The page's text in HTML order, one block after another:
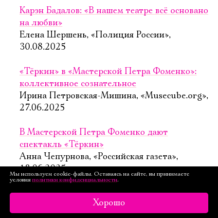
Карэн Бадалов: «В нашем театре всё основано
на любви»
Елена Шершень, «Полиция России»,
30.08.2025
«Тёркин» в «Мастерской Петра Фоменко»:
коллективное сознательное
Ирина Петровская-Мишина, «Musecube.org»,
27.06.2025
В Мастерской Петра Фоменко дают
спектакль «Тёркин»
Анна Чепурнова, «Российская газета»,
18.06.2025
«Пугачёв»
Валерия Сазонова , 16.06.2025
Мы используем cookie-файлы. Оставаясь на сайте, вы принимаете
условия политики конфиденциальности.
Хорошо